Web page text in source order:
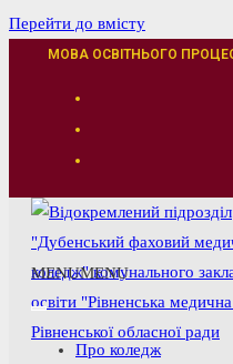
Перейти до вмісту
МОВА ОСВІТНЬОГО
MENUMENU
Про коледж